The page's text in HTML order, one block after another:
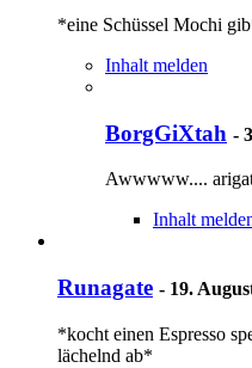
*eine Schüssel Mochi
Inhalt melden
BorgGiXtah -
Awwwww....
Inhalt
Runagate - 19.
*kocht einen Espresso
lächelnd ab*